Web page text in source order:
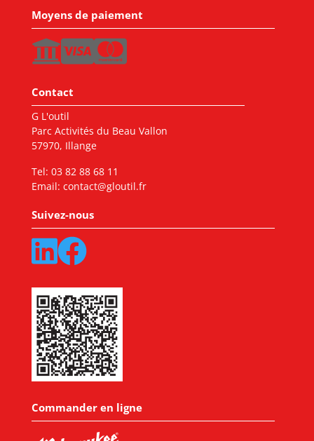
Moyens de paiement
Contact
G L'outil
Parc Activités du Beau Vallon
57970, Illange
Tel: 03 82 88 68 11
Email: contact@gloutil.fr
Suivez-nous
Commander en ligne